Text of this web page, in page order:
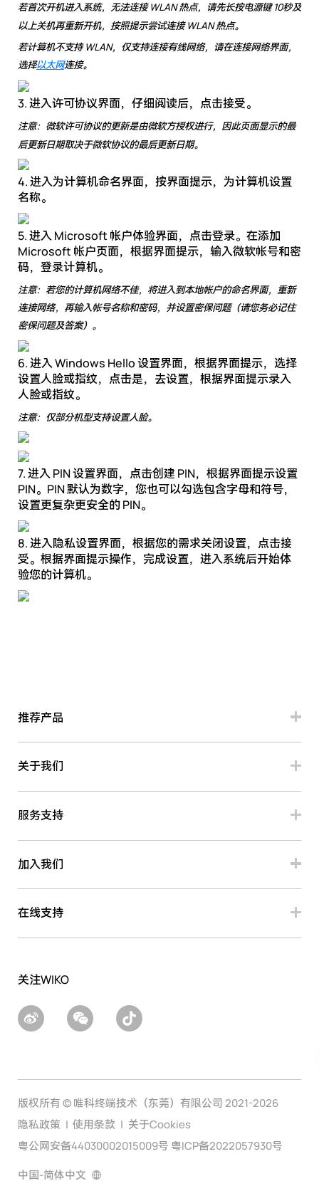
若首次开机进入系统，无法连接 WLAN 热点，请先长按电源键 10秒及
以上关机再重新开机，按照提示尝试连接 WLAN 热点。
若计算机不支持 WLAN，仅支持连接有线网络，请在连接网络界面，
选择以太网连接。
3. 进入许可协议界面，仔细阅读后，点击接受。
注意：微软许可协议的更新是由微软方授权进行，因此页面显示的最
后更新日期取决于微软协议的最后更新日期。
4. 进入为计算机命名界面，按界面提示，为计算机设置
名称。
5. 进入 Microsoft 帐户体验界面，点击登录。在添加
Microsoft 帐户页面，根据界面提示，输入微软帐号和密
码，登录计算机。
注意：若您的计算机网络不佳，将进入到本地帐户的命名界面，重新
连接网络，再输入帐号名称和密码，并设置密保问题（请您务必记住
密保问题及答案）。
6. 进入 Windows Hello 设置界面，根据界面提示，选择
设置人脸或指纹，点击是，去设置，根据界面提示录入
人脸或指纹。
注意：仅部分机型支持设置人脸。
7. 进入 PIN 设置界面，点击创建 PIN，根据界面提示设置
PIN。PIN 默认为数字，您也可以勾选包含字母和符号，
设置更复杂更安全的 PIN。
8. 进入隐私设置界面，根据您的需求关闭设置，点击接
受。根据界面提示操作，完成设置，进入系统后开始体
验您的计算机。
推荐产品
关于我们
服务支持
加入我们
在线支持
关注WIKO
版权所有 © 唯科终端技术（东莞）有限公司 2021-2026
隐私政策
使用条款
关于Cookies
粤公网安备44030002015009号 粤ICP备2022057930号
中国-简体中文